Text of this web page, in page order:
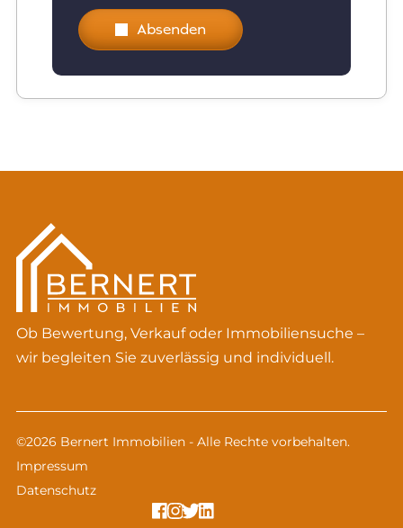
Absenden
Ob Bewertung, Verkauf oder Immobiliensuche –
wir begleiten Sie zuverlässig und individuell.
©2026 Bernert Immobilien - Alle Rechte vorbehalten.
Impressum
Datenschutz